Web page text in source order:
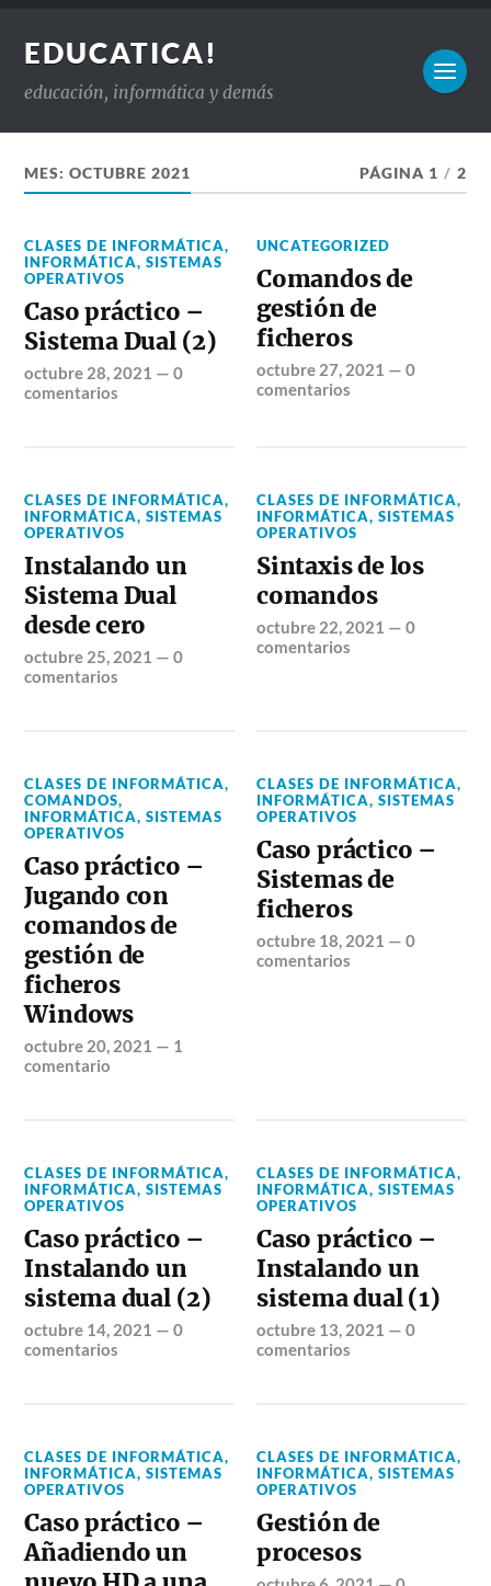
EDUCATICA!
educación, informática y demás
MES:OCTUBRE 2021 PÁGINA 1 / 2
CLASES DE INFORMÁTICA,
INFORMÁTICA,SISTEMAS
OPERATIVOS
Caso práctico –
Sistema Dual (2)
octubre 28, 2021 —0
comentarios
UNCATEGORIZED
Comandos de
gestión de
ficheros
octubre 27, 2021 —0
comentarios
CLASES DE INFORMÁTICA,
INFORMÁTICA,SISTEMAS
OPERATIVOS
Instalando un
Sistema Dual
desde cero
octubre 25, 2021 —0
comentarios
CLASES DE INFORMÁTICA,
INFORMÁTICA,SISTEMAS
OPERATIVOS
Sintaxis de los
comandos
octubre 22, 2021 —0
comentarios
CLASES DE INFORMÁTICA,
COMANDOS,
INFORMÁTICA,SISTEMAS
OPERATIVOS
Caso práctico –
Jugando con
comandos de
gestión de
ficheros
Windows
octubre 20, 2021 — 1
comentario
CLASES DE INFORMÁTICA,
INFORMÁTICA,SISTEMAS
OPERATIVOS
Caso práctico –
Sistemas de
ficheros
octubre 18, 2021 —0
comentarios
CLASES DE INFORMÁTICA,
INFORMÁTICA,SISTEMAS
OPERATIVOS
Caso práctico –
Instalando un
sistema dual (2)
octubre 14, 2021 —0
comentarios
CLASES DE INFORMÁTICA,
INFORMÁTICA,SISTEMAS
OPERATIVOS
Caso práctico –
Instalando un
sistema dual (1)
octubre 13, 2021 —0
comentarios
CLASES DE INFORMÁTICA,
INFORMÁTICA,SISTEMAS
OPERATIVOS
Caso práctico –
Añadiendo un
CLASES DE INFORMÁTICA,
INFORMÁTICA,SISTEMAS
OPERATIVOS
Gestión de
procesos